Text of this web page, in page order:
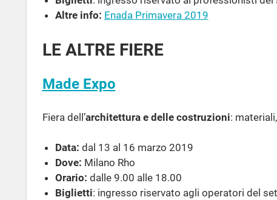
Altre info: Enada Primavera 2019
LE ALTRE FIERE
Made Expo
Fiera dell’architettura e delle costruzioni:
Data: dal 13 al 16 marzo 2019
Dove: Milano Rho
Orario: dalle 9.00 alle 18.00
Biglietti: ingresso riservato agli operatori del